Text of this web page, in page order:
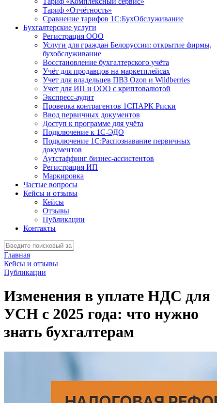
Тариф «Отчётность»
Сравнение тарифов 1С:БухОбслуживание
Бухгалтерские услуги
Регистрация ООО
Услуги для граждан Белоруссии: открытие фирмы,
бухобслуживание
Восстановление бухгалтерского учёта
Учёт для продавцов на маркетплейсах
Учет для владельцев ПВЗ Ozon и Wildberries
Учет для ИП и ООО с криптовалютой
Экспресс-аудит
Проверка контрагентов 1СПАРК Риски
Ввод первичных документов
Доступ к программе для учёта
Подключение к 1С-ЭДО
Подключение 1С:Распознавание первичных
документов
Аутстаффинг бизнес-ассистентов
Регистрация ИП
Маркировка
Частые вопросы
Кейсы и отзывы
Кейсы
Отзывы
Публикации
Контакты
Главная
Кейсы и отзывы
Публикации
Изменения в уплате НДС для
УСН с 2025 года: что нужно
знать бухгалтерам